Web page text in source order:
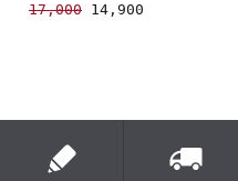
17,00014,900